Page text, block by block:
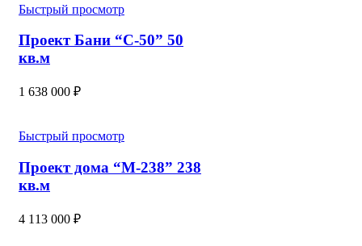
Быстрый просмотр
Проект Бани “С-50” 50
кв.м
1 638 000 ₽
Быстрый просмотр
Проект дома “М-238” 238
кв.м
4 113 000 ₽